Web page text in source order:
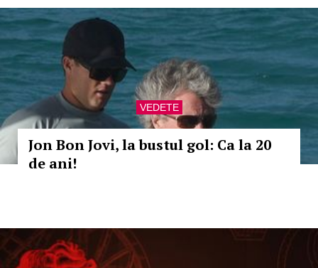
VEDETE
Jon Bon Jovi, la bustul gol: Ca la 20
de ani!